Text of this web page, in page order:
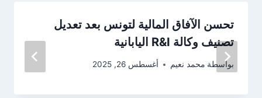
تحسن الآفاق المالية لتونس بعد تعديل
تصنيف وكالة R&I اليابانية
بواسطة محمد نعيم أغسطس 26, 2025